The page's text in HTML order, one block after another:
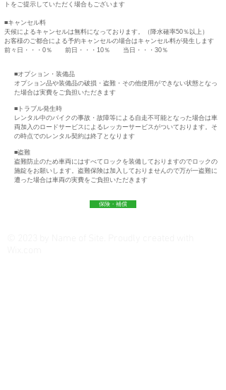
トをご提示していただく場合もございます
​■キャンセル料
天候によるキャンセルは無料になっております。（降水確率50％以上）
お客様のご都合による予約キャンセルの場合はキャンセル料が発生します
前々日・・・0％ 前日・・・10％ 当日・・・30％
​■オプション・装備品
オプション品や装備品の破損・盗難・その他使用ができない状態となっ
た場合は実費をご負担いただきます
​■トラブル発生時
レンタル中のバイクの事故・故障等による自走不可能となった場合は車
両加入のロードサービスによるレッカーサービスがついております 。そ
の時点でのレンタル契約は終了となります
​■盗難
盗難防止のため車両にはすべてロックを装備しておりますのでロックの
施錠をお願いします 。盗難保険は加入しておりませんので万が一盗難に
遭った場合は車両の実費をご負担いただきます
保険・補償